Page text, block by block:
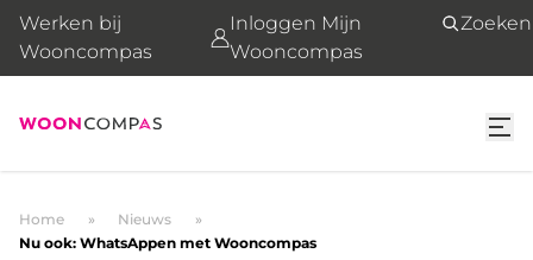
Werken bij
Wooncompas
Inloggen Mijn
Wooncompas
Zoeken
Home
Nieuws
Nu ook: WhatsAppen met Wooncompas